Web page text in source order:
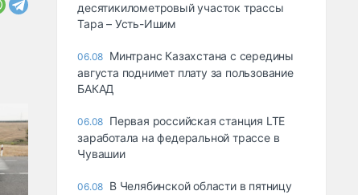
десятикилометровый участок трассы
Тара – Усть-Ишим
06.08 Минтранс Казахстана с середины
августа поднимет плату за пользование
БАКАД
06.08 Первая российская станция LTE
заработала на федеральной трассе в
Чувашии
06.08 В Челябинской области в пятницу